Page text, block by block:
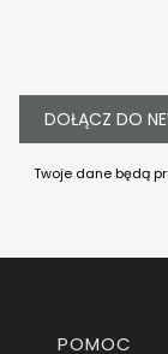
DOŁĄCZ DO
Twoje dane będą
Linki w
POMOC